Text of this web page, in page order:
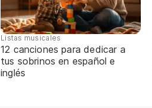
Listas musicales
12 canciones para dedicar a
tus sobrinos en español e
inglés